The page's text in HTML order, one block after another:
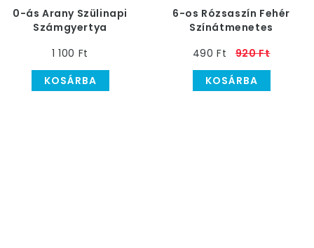
0-ás Arany Szülinapi
Számgyertya
1 100 Ft
KOSÁRBA
6-os Rózsaszín Fehér
Színátmenetes
Számgyertya
490 Ft
920 Ft
KOSÁRBA